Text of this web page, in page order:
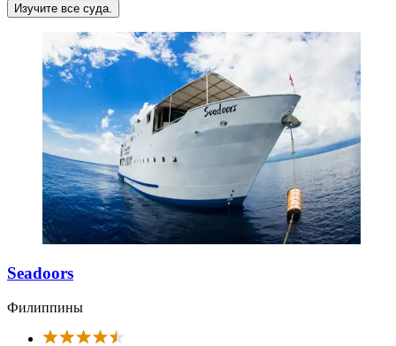
Изучите все суда.
Seadoors
Филиппины